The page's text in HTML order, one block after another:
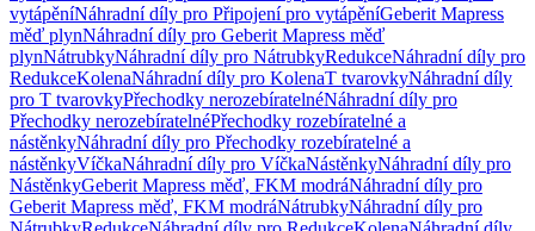
vytápěníNáhradní díly pro Připojení pro vytápěníGeberit Mapress
měď plynNáhradní díly pro Geberit Mapress měď
plynNátrubkyNáhradní díly pro NátrubkyRedukceNáhradní díly pro
RedukceKolenaNáhradní díly pro KolenaT tvarovkyNáhradní díly
pro T tvarovkyPřechodky nerozebíratelnéNáhradní díly pro
Přechodky nerozebíratelnéPřechodky rozebíratelné a
nástěnkyNáhradní díly pro Přechodky rozebíratelné a
nástěnkyVíčkaNáhradní díly pro VíčkaNástěnkyNáhradní díly pro
NástěnkyGeberit Mapress měď, FKM modráNáhradní díly pro
Geberit Mapress měď, FKM modráNátrubkyNáhradní díly pro